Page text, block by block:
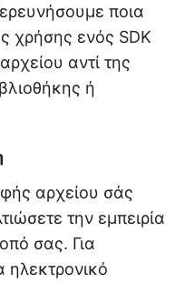
ποια
χρήσης ενός SDK
αντί της
ή
αρχείου σάς
την εμπειρία
σας. Για
ηλεκτρονικό